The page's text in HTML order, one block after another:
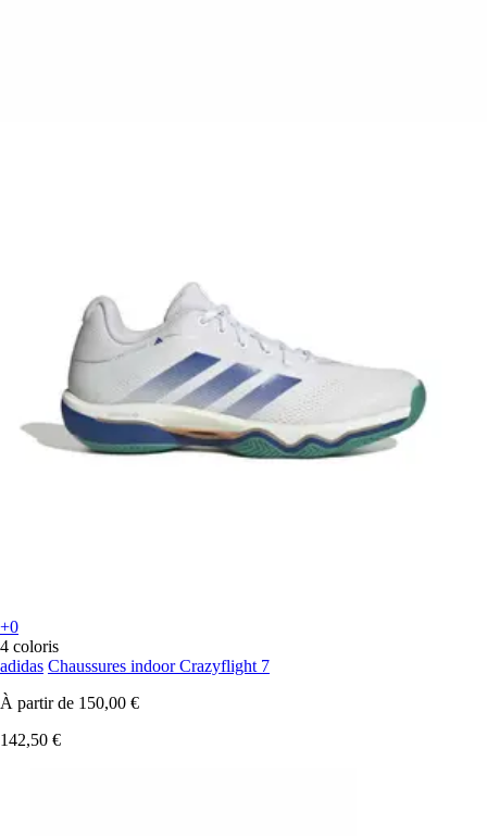
+0
4 coloris
adidas Chaussures indoor Crazyflight 7
À partir de 150,00 €
142,50 €